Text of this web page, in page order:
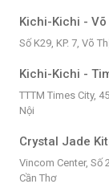
Kichi-Kichi - Võ
Số K29, KP. 7, Võ
Kichi-Kichi -
TTTM Times City,
Nội
Crystal Jade
Vincom Center, Số
Cần Thơ